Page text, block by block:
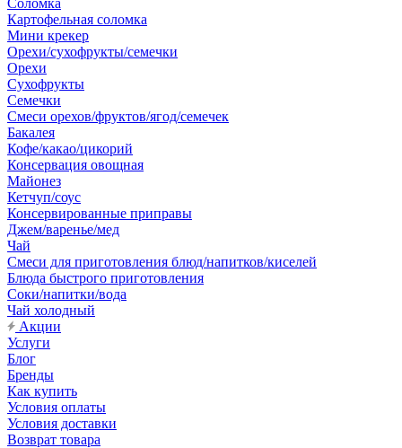
Соломка
Картофельная соломка
Мини крекер
Орехи/сухофрукты/семечки
Орехи
Сухофрукты
Семечки
Смеси орехов/фруктов/ягод/семечек
Бакалея
Кофе/какао/цикорий
Консервация овощная
Майонез
Кетчуп/соус
Консервированные приправы
Джем/варенье/мед
Чай
Смеси для приготовления блюд/напитков/киселей
Блюда быстрого приготовления
Соки/напитки/вода
Чай холодный
Акции
Услуги
Блог
Бренды
Как купить
Условия оплаты
Условия доставки
Возврат товара